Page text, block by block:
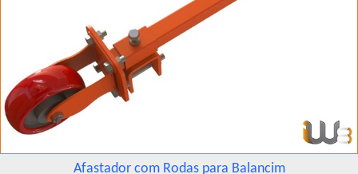
Afastador com Rodas para Balancim